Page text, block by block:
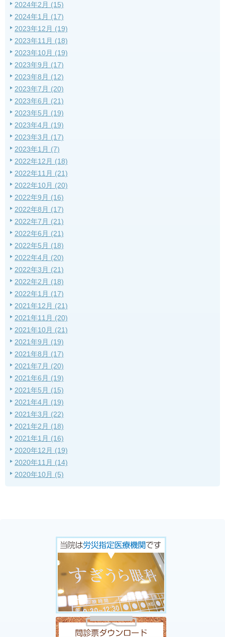
2024年2月 (15)
2024年1月 (17)
2023年12月 (19)
2023年11月 (18)
2023年10月 (19)
2023年9月 (17)
2023年8月 (12)
2023年7月 (20)
2023年6月 (21)
2023年5月 (19)
2023年4月 (19)
2023年3月 (17)
2023年1月 (7)
2022年12月 (18)
2022年11月 (21)
2022年10月 (20)
2022年9月 (16)
2022年8月 (17)
2022年7月 (21)
2022年6月 (21)
2022年5月 (18)
2022年4月 (20)
2022年3月 (21)
2022年2月 (18)
2022年1月 (17)
2021年12月 (21)
2021年11月 (20)
2021年10月 (21)
2021年9月 (19)
2021年8月 (17)
2021年7月 (20)
2021年6月 (19)
2021年5月 (15)
2021年4月 (19)
2021年3月 (22)
2021年2月 (18)
2021年1月 (16)
2020年12月 (19)
2020年11月 (14)
2020年10月 (5)